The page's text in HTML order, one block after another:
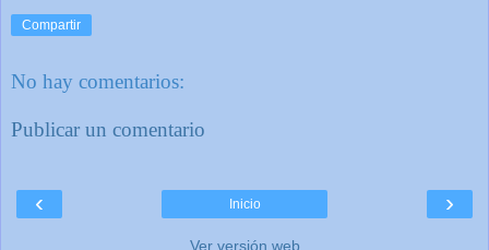
Compartir
No hay comentarios:
Publicar un comentario
‹ ›
Inicio
Ver versión web